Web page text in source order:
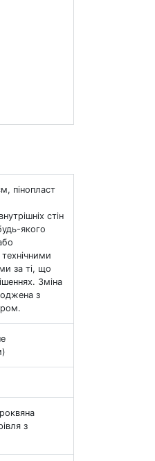
пінопласт
стін
якого
за ті, що
Зміна
з
з